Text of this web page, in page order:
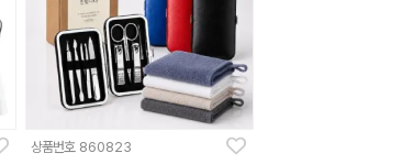
상품번호 860823